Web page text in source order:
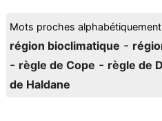
Mots proches
région bioclimatique -
- règle de Cope - règle de
de Haldane